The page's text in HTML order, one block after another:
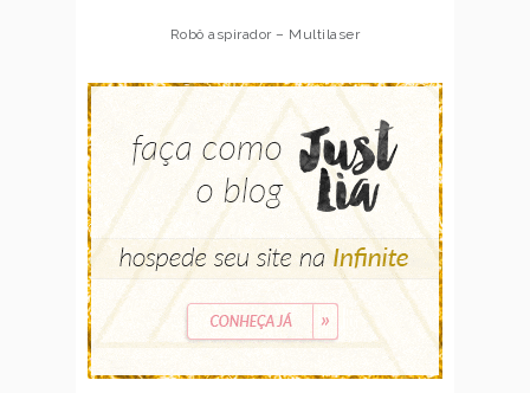
Robô aspirador – Multilaser